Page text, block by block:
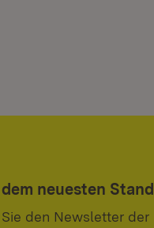
neuesten Stand
den Newsletter der